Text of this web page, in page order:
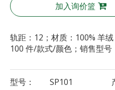
加入询价篮
轨距：12；材质：100% 羊
100 件/款式/颜色；销售型号
型号： SP101